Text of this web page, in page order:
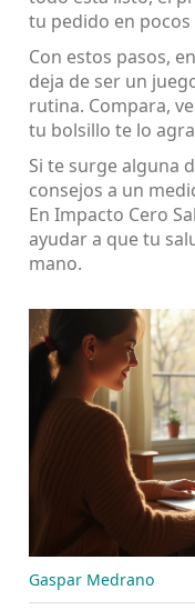
tu pedido en pocos
Con estos pasos,
deja de ser un
rutina. Compara,
tu bolsillo te lo
Si te surge alguna
consejos a un
En Impacto Cero
ayudar a que tu
mano.
Gaspar Medrano